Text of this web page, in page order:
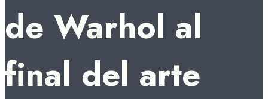
de Warhol al
final del arte